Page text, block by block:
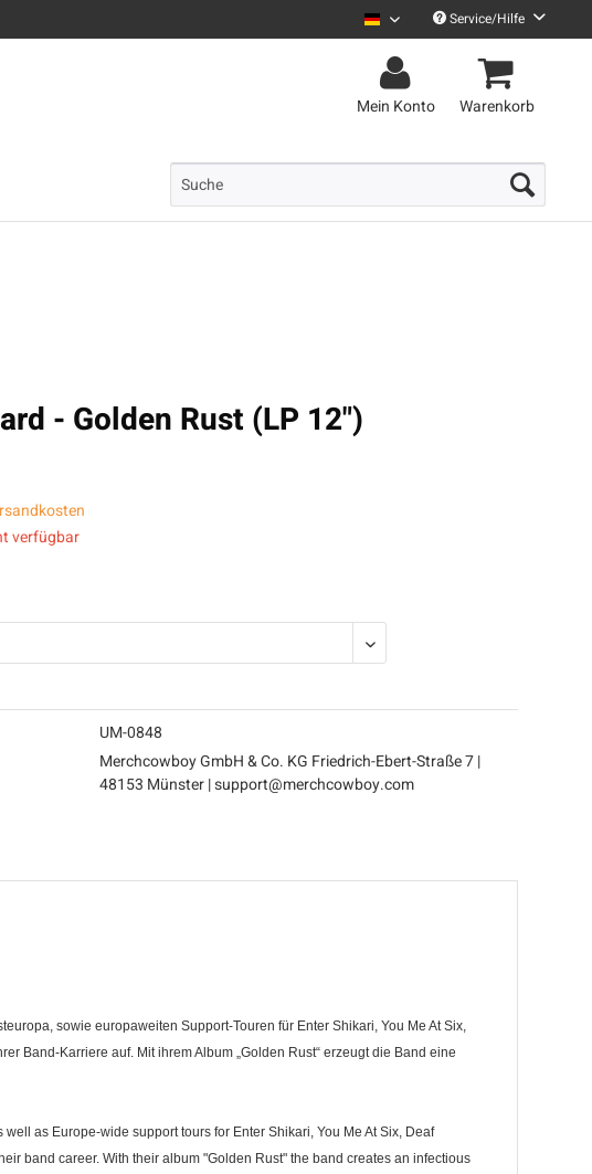
Uncle M DeutschService/Hilfe
Mein Konto Warenkorb
- Golden Rust (LP 12")
AUSVERKAUFT
verfügbar
UM-0848
Merchcowboy GmbH & Co. KG Friedrich-Ebert-Straße 7 |
48153 Münster | support@merchcowboy.com
sowie europaweiten Support-Touren für Enter Shikari, You Me At Six,
Band-Karriere auf. Mit ihrem Album „Golden Rust“ erzeugt die Band eine
as Europe-wide support tours for Enter Shikari, You Me At Six, Deaf
band career. With their album "Golden Rust" the band creates an infectious